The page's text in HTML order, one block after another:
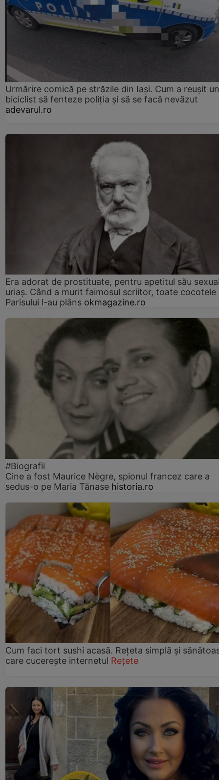
Urmărire comică pe străzile din Iași. Cum a reușit un
biciclist să fenteze poliția și să se facă nevăzut
adevarul.ro
Era adorat de prostituate, pentru apetitul său
uriaș. Când a murit faimosul scriitor, toate cocotele
Parisului l-au plâns okmagazine.ro
#Biografii
Cine a fost Maurice Nègre, spionul francez care a
sedus-o pe Maria Tănase historia.ro
Cum faci tort sushi acasă. Rețeta simplă și
care cucerește internetul Rețete